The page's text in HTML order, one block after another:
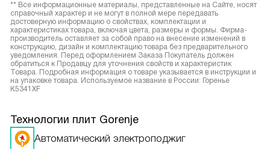
** Все информационные материалы, представленные на Сайте, носят
справочный характер и не могут в полной мере передавать
достоверную информацию о свойствах, комплектации и
характеристиках товара, включая цвета, размеры и формы. Фирма-
производитель оставляет за собой право на внесение изменений в
конструкцию, дизайн и комплектацию товара без предварительного
уведомления. Перед оформлением Заказа Покупатель должен
обратиться к Продавцу для уточнения свойств и характеристик
Товара. Подробная информация о товаре указывается в инструкции и
на упаковке товара. Используемое название в России: Горенье
K5341XF
Технологии плит Gorenje
Автоматический электроподжиг